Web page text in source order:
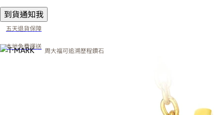
到貨通知我
五天退貨保障
本地免費運送
周大福可追溯歷程鑽石